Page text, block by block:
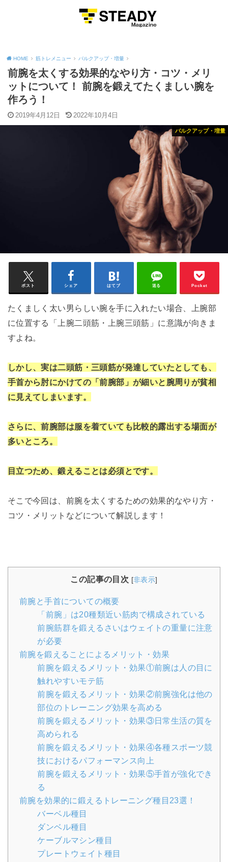
HOME 筋トレメニュー バルクアップ・増量
前腕を太くする効果的なやり方・コツ・メリ
ットについて！ 前腕を鍛えてたくましい腕を
作ろう！
2019年4月12日 2022年10月4日
バルクアップ・増量
ポスト シェア はてブ 送る Pocket
たくましく太い男らしい腕を手に入れたい場合、上腕部
に位置する「上腕二頭筋・上腕三頭筋」に意識が向きま
すよね。
しかし、実は二頭筋・三頭筋が発達していたとしても、
手首から肘にかけての「前腕部」が細いと腕周りが貧相
に見えてしまいます。
さらに、前腕部は服を着ていても比較的露出する場面が
多いところ。
目立つため、鍛えることは必須とです。
そこで今回は、前腕を太くするための効果的なやり方・
コツ・メリットなどについて解説します！
この記事の目次 [非表示]
前腕と手首についての概要
「前腕」は20種類近い筋肉で構成されている
前腕筋群を鍛えるさいはウェイトの重量に注意
が必要
前腕を鍛えることによるメリット・効果
前腕を鍛えるメリット・効果①前腕は人の目に
触れやすいモテ筋
前腕を鍛えるメリット・効果②前腕強化は他の
部位のトレーニング効果を高める
前腕を鍛えるメリット・効果③日常生活の質を
高められる
前腕を鍛えるメリット・効果④各種スポーツ競
技におけるパフォーマンス向上
前腕を鍛えるメリット・効果⑤手首が強化でき
る
前腕を効果的に鍛えるトレーニング種目23選！
バーベル種目
ダンベル種目
ケーブルマシン種目
プレートウェイト種目